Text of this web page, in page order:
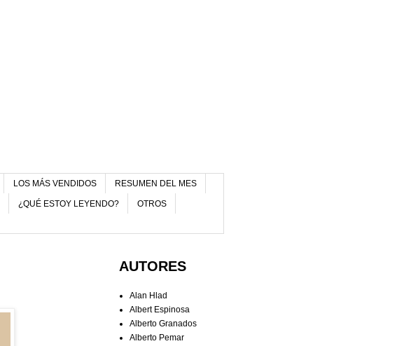
LOS MÁS VENDIDOS RESUMEN DEL MES
¿QUÉ ESTOY LEYENDO? OTROS
AUTORES
Alan Hlad
Albert Espinosa
Alberto Granados
Alberto Pemar